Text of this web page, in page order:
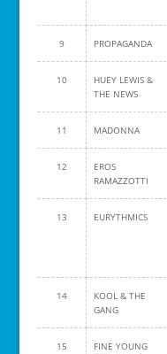
9 PROPAGANDA
10
HUEY LEWIS &
THE NEWS
11 MADONNA
12
EROS
RAMAZZOTTI
13 EURYTHMICS
14
KOOL & THE
GANG
15
FINE YOUNG